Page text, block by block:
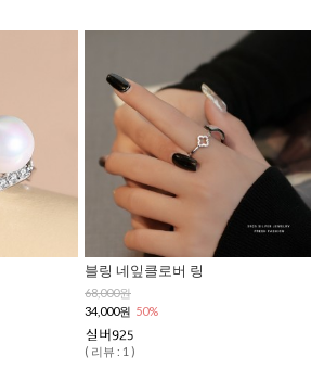
블링 네잎클로버 링
68,000원
34,000원 50%
( 리뷰 : 1 )